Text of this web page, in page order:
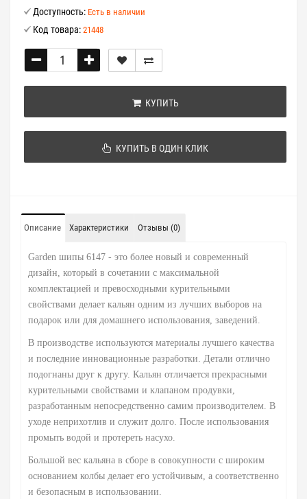
Доступность: Есть в наличии
Код товара: 21448
КУПИТЬ
КУПИТЬ В ОДИН КЛИК
Описание Характеристики Отзывы (0)
Garden шипы 6147 - это более новый и современный
дизайн, который в сочетании с максимальной
комплектацией и превосходными курительными
свойствами делает кальян одним из лучших выборов на
подарок или для домашнего использования, заведений.
В производстве используются материалы лучшего качества
и последние инновационные разработки. Детали отлично
подогнаны друг к другу. Кальян отличается прекрасными
курительными свойствами и клапаном продувки,
разработанным непосредственно самим производителем. В
уходе неприхотлив и служит долго. После использования
промыть водой и протереть насухо.
Большой вес кальяна в сборе в совокупности с широким
основанием колбы делает его устойчивым, а соответственно
и безопасным в использовании.